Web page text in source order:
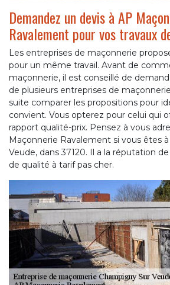
Demandez un devis à AP
Ravalement pour vos travaux
Les entreprises de maçonnerie
pour un même travail. Avant de
maçonnerie, il est conseillé de
de plusieurs entreprises de
suite comparer les propositions pour
convient. Vous opterez pour celui qui
rapport qualité-prix. Pensez à vous
Maçonnerie Ravalement si vous êtes
Veude, dans 37120. Il a la réputation
de qualité à tarif pas cher.